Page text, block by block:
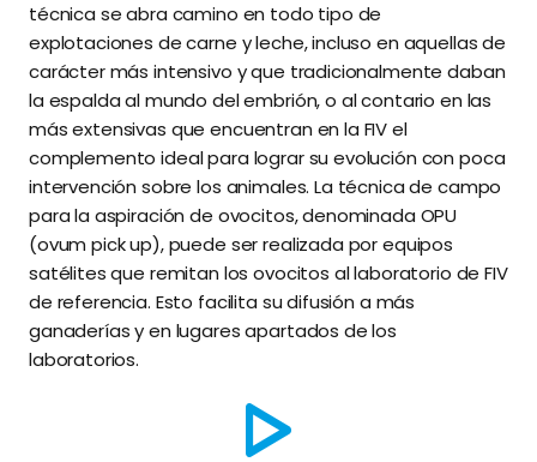
técnica se abra camino en todo tipo de
explotaciones de carne y leche, incluso en aquellas de
carácter más intensivo y que tradicionalmente daban
la espalda al mundo del embrión, o al contario en las
más extensivas que encuentran en la FIV el
complemento ideal para lograr su evolución con poca
intervención sobre los animales. La técnica de campo
para la aspiración de ovocitos, denominada OPU
(ovum pick up), puede ser realizada por equipos
satélites que remitan los ovocitos al laboratorio de FIV
de referencia. Esto facilita su difusión a más
ganaderías y en lugares apartados de los
laboratorios.